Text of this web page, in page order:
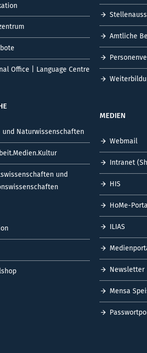
Office | Language Centre
und Naturwissenschaften
und
Amtliche
MEDIEN
Webmail
Intranet
HIS
HoMe-
ILIAS
Newsletter
Mensa